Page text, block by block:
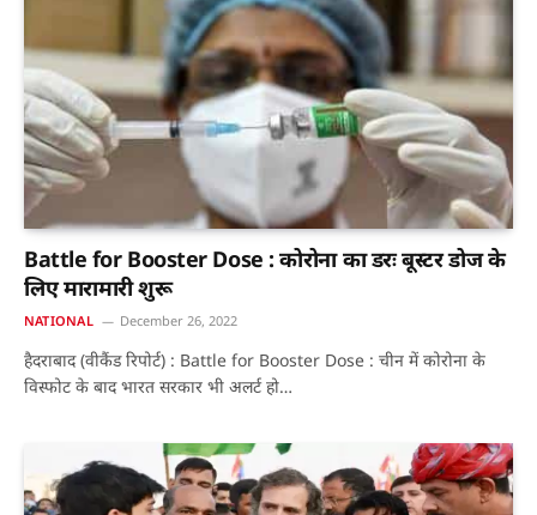
Battle for Booster Dose : कोरोना का डरः बूस्टर डोज के
लिए मारामारी शुरू
NATIONAL December 26, 2022
हैदराबाद (वीकैंड रिपोर्ट) : Battle for Booster Dose : चीन में कोरोना के
विस्फोट के बाद भारत सरकार भी अलर्ट हो…